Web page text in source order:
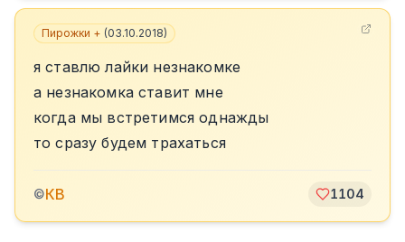
Пирожки + (03.10.2018)
я ставлю лайки незнакомке
а незнакомка ставит мне
когда мы встретимся однажды
то сразу будем трахаться
©КВ 1104